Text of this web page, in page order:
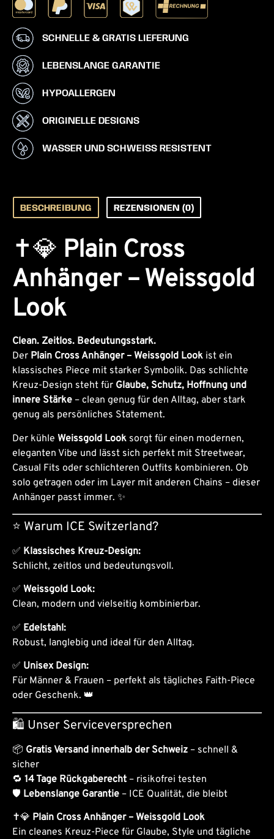
SCHNELLE & GRATIS LIEFERUNG
LEBENSLANGE GARANTIE
HYPOALLERGEN
ORIGINELLE DESIGNS
WASSER UND SCHWEISS RESISTENT
BESCHREIBUNG REZENSIONEN (0)
✝️💎 Plain Cross
Anhänger – Weissgold
Look
Clean. Zeitlos. Bedeutungsstark.
Der Plain Cross Anhänger – Weissgold Look ist ein
klassisches Piece mit starker Symbolik. Das schlichte
Kreuz-Design steht für Glaube, Schutz, Hoffnung und
innere Stärke – clean genug für den Alltag, aber stark
genug als persönliches Statement.
Der kühle Weissgold Look sorgt für einen modernen,
eleganten Vibe und lässt sich perfekt mit Streetwear,
Casual Fits oder schlichteren Outfits kombinieren. Ob
solo getragen oder im Layer mit anderen Chains – dieser
Anhänger passt immer. ✨
⭐ Warum ICE Switzerland?
✅ Klassisches Kreuz-Design:
Schlicht, zeitlos und bedeutungsvoll.
✅ Weissgold Look:
Clean, modern und vielseitig kombinierbar.
✅ Edelstahl:
Robust, langlebig und ideal für den Alltag.
✅ Unisex Design:
Für Männer & Frauen – perfekt als tägliches Faith-Piece
oder Geschenk. 👑
🛍 Unser Serviceversprechen
📦 Gratis Versand innerhalb der Schweiz – schnell &
sicher
🔁 14 Tage Rückgaberecht – risikofrei testen
🛡 Lebenslange Garantie – ICE Qualität, die bleibt
✝️💎 Plain Cross Anhänger – Weissgold Look
Ein cleanes Kreuz-Piece für Glaube, Style und tägliche